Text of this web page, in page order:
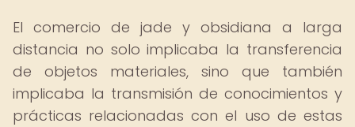
El comercio de jade y obsidiana a larga
distancia no solo implicaba la transferencia
de objetos materiales, sino que también
implicaba la transmisión de conocimientos y
prácticas relacionadas con el uso de estas